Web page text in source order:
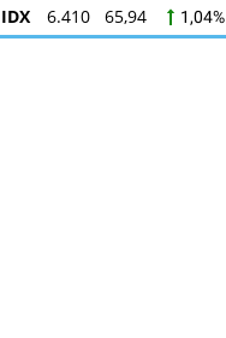
IDX 6.410 65,94 1,04%
KOMPAS100
845 12,09